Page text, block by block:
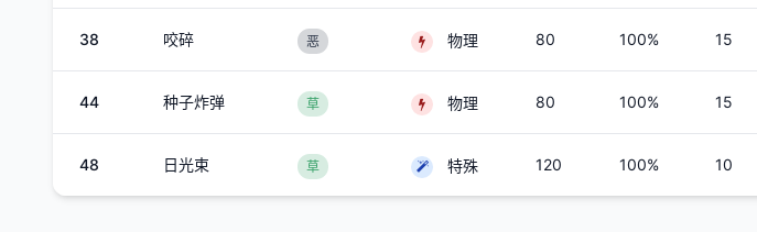
38 咬碎 恶 物理 80 100% 15
44 种子炸弹 草 物理 80 100% 15
48 日光束 草 特殊 120 100% 10